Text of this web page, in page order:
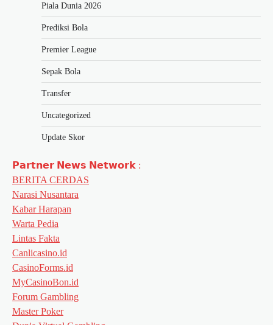
Piala Dunia 2026
Prediksi Bola
Premier League
Sepak Bola
Transfer
Uncategorized
Update Skor
𝗣𝗮𝗿𝘁𝗻𝗲𝗿 𝗡𝗲𝘄𝘀 𝗡𝗲𝘁𝘄𝗼𝗿𝗸 :
BERITA CERDAS
Narasi Nusantara
Kabar Harapan
Warta Pedia
Lintas Fakta
Canlicasino.id
CasinoForms.id
MyCasinoBon.id
Forum Gambling
Master Poker